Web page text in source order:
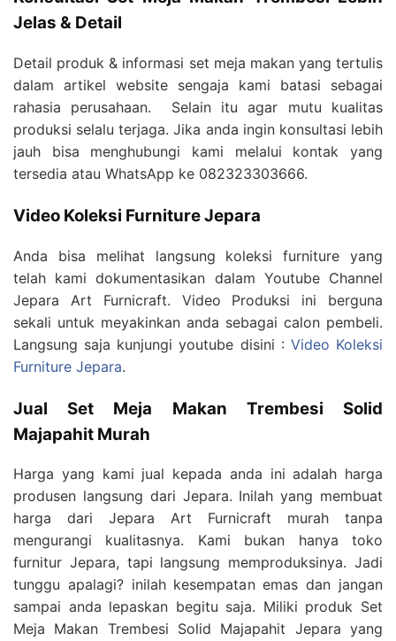
Jelas & Detail
Detail produk & informasi set meja makan yang tertulis
dalam artikel website sengaja kami batasi sebagai
rahasia perusahaan. Selain itu agar mutu kualitas
produksi selalu terjaga. Jika anda ingin konsultasi lebih
jauh bisa menghubungi kami melalui kontak yang
tersedia atau WhatsApp ke 082323303666.
Video Koleksi Furniture Jepara
Anda bisa melihat langsung koleksi furniture yang
telah kami dokumentasikan dalam Youtube Channel
Jepara Art Furnicraft. Video Produksi ini berguna
sekali untuk meyakinkan anda sebagai calon pembeli.
Langsung saja kunjungi youtube disini : Video Koleksi
Furniture Jepara.
Jual Set Meja Makan Trembesi Solid
Majapahit Murah
Harga yang kami jual kepada anda ini adalah harga
produsen langsung dari Jepara. Inilah yang membuat
harga dari Jepara Art Furnicraft murah tanpa
mengurangi kualitasnya. Kami bukan hanya toko
furnitur Jepara, tapi langsung memproduksinya. Jadi
tunggu apalagi? inilah kesempatan emas dan jangan
sampai anda lepaskan begitu saja. Miliki produk Set
Meja Makan Trembesi Solid Majapahit Jepara yang